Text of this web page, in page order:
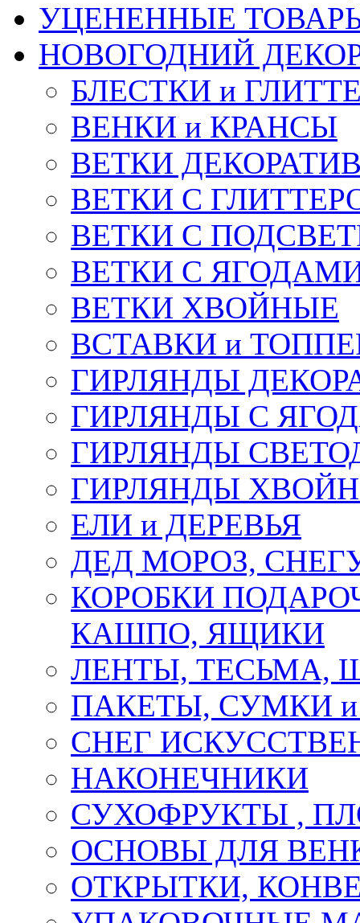
УЦЕНЕННЫЕ
НОВОГОДНИЙ
БЛЕСТКИ и
ВЕНКИ и КРАНСЫ
ВЕТКИ
ВЕТКИ С
ВЕТКИ С
ВЕТКИ С
ВЕТКИ ХВОЙНЫЕ
ВСТАВКИ и
ГИРЛЯНДЫ
ГИРЛЯНДЫ С
ГИРЛЯНДЫ
ГИРЛЯНДЫ
ЕЛИ и ДЕРЕВЬЯ
ДЕД МОРОЗ,
КОРОБКИ
КАШПО, ЯЩИКИ
ЛЕНТЫ, ТЕСЬМА,
ПАКЕТЫ, СУМКИ
СНЕГ
НАКОНЕЧНИКИ
СУХОФРУКТЫ ,
ОСНОВЫ ДЛЯ
ОТКРЫТКИ,